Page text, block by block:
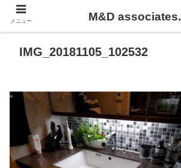
IMG_20181105_102532
メニュー M&D associates.